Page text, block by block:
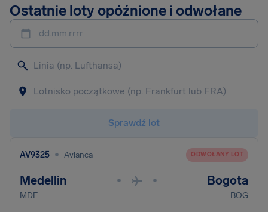
Ostatnie loty opóźnione i odwołane
dd.mm.rrrr
Sprawdź lot
AV9325 • Avianca ODWOŁANY LOT
Medellin • • Bogota
MDE BOG